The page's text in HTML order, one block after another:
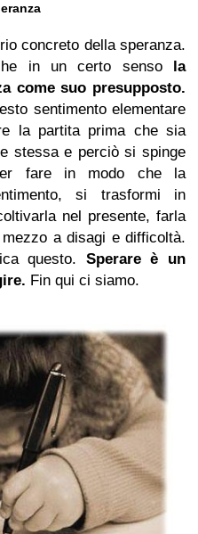
concreto della speranza.
in un certo senso la
come suo presupposto.
sentimento elementare
la partita prima che sia
stessa e perciò si spinge
fare in modo che la
si trasformi in
nel presente, farla
a disagi e difficoltà.
questo. Sperare è un
Fin qui ci siamo.